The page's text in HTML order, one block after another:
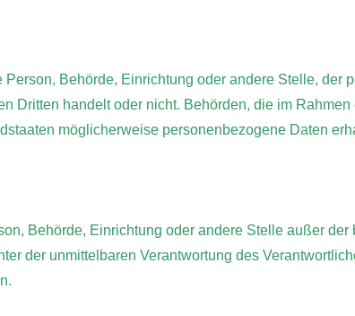
Behörde, Einrichtung oder andere Stelle, der
Dritten handelt oder nicht. Behörden, die im
möglicherweise personenbezogene Daten
Behörde, Einrichtung oder andere Stelle außer
der unmittelbaren Verantwortung des